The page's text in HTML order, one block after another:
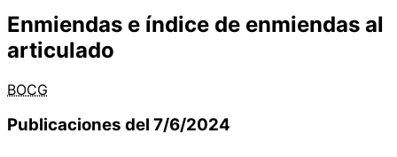
Enmiendas e índice de enmiendas al
articulado
BOCG
Publicaciones del 7/6/2024